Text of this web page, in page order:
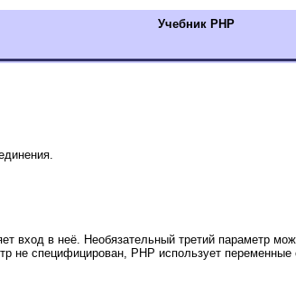
Учебник РНР
вход в неё. Необязательный третий параметр
не специфицирован, PHP использует